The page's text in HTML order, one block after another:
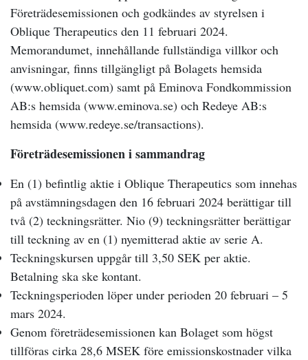
Företrädesemissionen och godkändes av styrelsen i
Oblique Therapeutics den 11 februari 2024.
Memorandumet, innehållande fullständiga villkor och
anvisningar, finns tillgängligt på Bolagets hemsida
(www.obliquet.com) samt på Eminova Fondkommission
AB:s hemsida (www.eminova.se) och Redeye AB:s
hemsida (www.redeye.se/transactions).
Företrädesemissionen i sammandrag
En (1) befintlig aktie i Oblique Therapeutics som innehas
på avstämningsdagen den 16 februari 2024 berättigar till
två (2) teckningsrätter. Nio (9) teckningsrätter berättigar
till teckning av en (1) nyemitterad aktie av serie A.
Teckningskursen uppgår till 3,50 SEK per aktie.
Betalning ska ske kontant.
Teckningsperioden löper under perioden 20 februari – 5
mars 2024.
Genom företrädesemissionen kan Bolaget som högst
tillföras cirka 28,6 MSEK före emissionskostnader vilka